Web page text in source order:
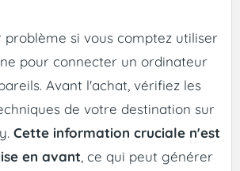
problème si vous comptez utiliser
pour connecter un ordinateur
Avant l'achat, vérifiez les
de votre destination sur
Cette information cruciale n'est
en avant, ce qui peut générer